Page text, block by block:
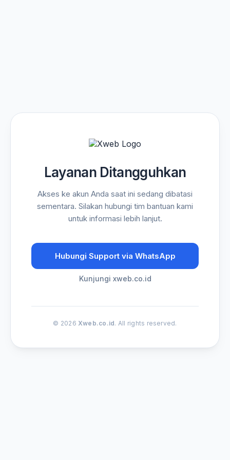
Layanan Ditangguhkan
Akses ke akun Anda saat ini sedang dibatasi
sementara. Silakan hubungi tim bantuan kami
untuk informasi lebih lanjut.
Hubungi Support via WhatsApp
Kunjungi xweb.co.id
© 2026 Xweb.co.id. All rights reserved.